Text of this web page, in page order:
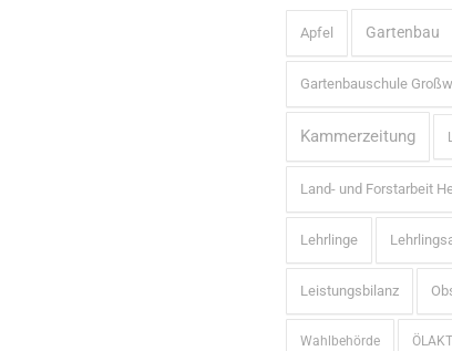
Apfel Gartenbau
Gartenbauschule
Kammerzeitung
Land- und Forstarbeit
Lehrlinge
Leistungsbilanz
Wahlbehörde ÖLAKT